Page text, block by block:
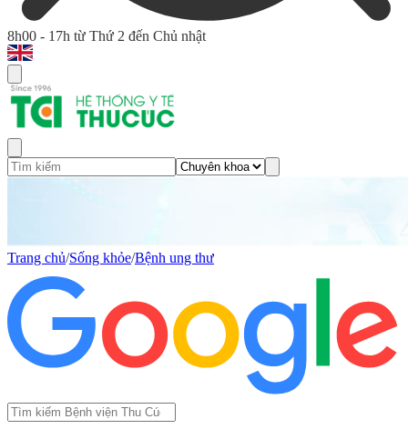
8h00 - 17h từ Thứ 2 đến Chủ nhật
Trang chủ/Sống khỏe/Bệnh ung thư